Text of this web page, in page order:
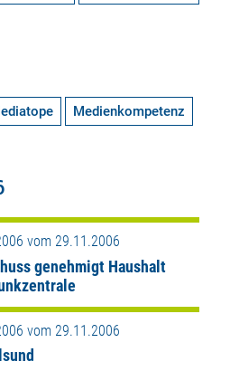
Medienkompetenz
vom 29.11.2006
genehmigt Haushalt
vom 29.11.2006